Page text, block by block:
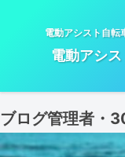
電動アシスト自転
電動アシ
ブログ管理者・